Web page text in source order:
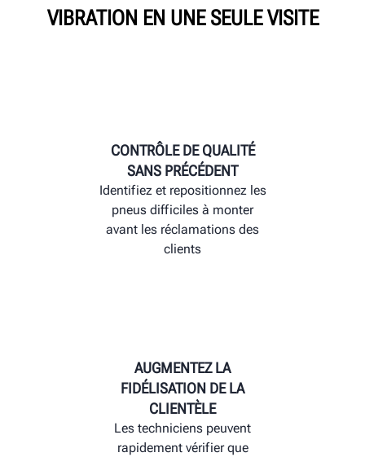
VIBRATION EN UNE SEULE VISITE
CONTRÔLE DE QUALITÉ
SANS PRÉCÉDENT
Identifiez et repositionnez les
pneus difficiles à monter
avant les réclamations des
clients
AUGMENTEZ LA
FIDÉLISATION DE LA
CLIENTÈLE
Les techniciens peuvent
rapidement vérifier que